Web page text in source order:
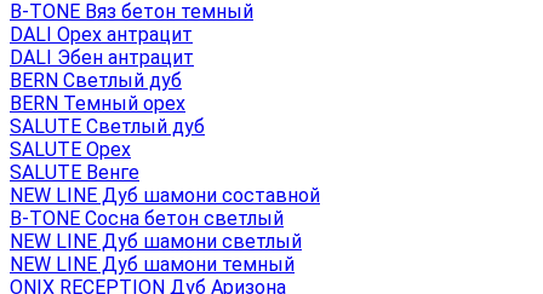
B-TONE Вяз бетон темный
DALI Орех антрацит
DALI Эбен антрацит
BERN Светлый дуб
BERN Темный орех
SALUTE Светлый дуб
SALUTE Орех
SALUTE Венге
NEW LINE Дуб шамони составной
B-TONE Сосна бетон светлый
NEW LINE Дуб шамони светлый
NEW LINE Дуб шамони темный
ONIX RECEPTION Дуб Аризона